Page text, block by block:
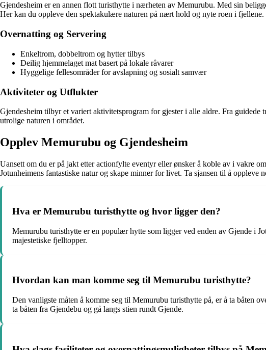
Gjendesheim er en annen flott turisthytte i nærheten av Memurubu. Med sin
Her kan du oppleve den spektakulære naturen på nært hold og nyte roen i fjellene.
Overnatting og Servering
Enkeltrom, dobbeltrom og hytter tilbys
Deilig hjemmelaget mat basert på lokale råvarer
Hyggelige fellesområder for avslapning og sosialt samvær
Aktiviteter og Utflukter
Gjendesheim tilbyr et variert aktivitetsprogram for gjester i alle aldre. Fra
utrolige naturen i området.
Opplev Memurubu og Gjendesheim
Uansett om du er på jakt etter actionfylte eventyr eller ønsker å koble av i vakre
Jotunheimens fantastiske natur og skape minner for livet. Ta sjansen til å
Hva er Memurubu turisthytte og hvor ligger den?
Memurubu turisthytte er en populær hytte som ligger ved enden av Gjende i
majestetiske fjelltopper.
Hvordan kan man komme seg til Memurubu turisthytte?
Den vanligste måten å komme seg til Memurubu turisthytte på, er å ta båten
ta båten fra Gjendebu og gå langs stien rundt Gjende.